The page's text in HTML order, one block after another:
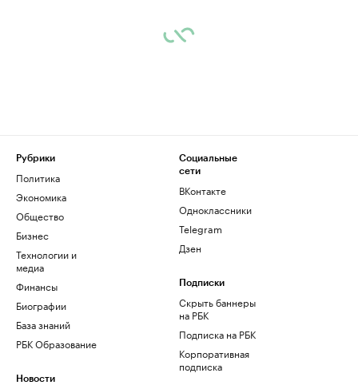
Рубрики
Политика
Экономика
Общество
Бизнес
Технологии и
медиа
Финансы
Биографии
База знаний
РБК Образование
Новости
Социальные
сети
ВКонтакте
Одноклассники
Telegram
Дзен
Подписки
Скрыть баннеры
на РБК
Подписка на РБК
Корпоративная
подписка